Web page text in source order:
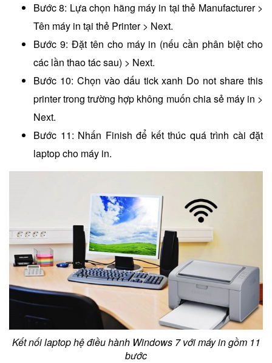
Bước 8: Lựa chọn hãng máy in tại thẻ Manufacturer >
Tên máy in tại thẻ Printer > Next.
Bước 9: Đặt tên cho máy in (nếu cần phân biệt cho
các lần thao tác sau) > Next.
Bước 10: Chọn vào dấu tick xanh Do not share this
printer trong trường hợp không muốn chia sẻ máy in >
Next.
Bước 11: Nhấn Finish để kết thúc quá trình cài đặt
laptop cho máy in.
Kết nối laptop hệ điều hành Windows 7 với máy in gồm 11
bước